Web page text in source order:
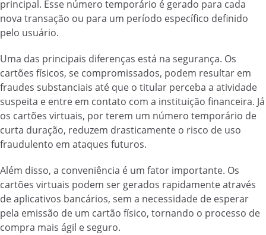
principal. Esse número temporário é gerado para cada
nova transação ou para um período específico definido
pelo usuário.
Uma das principais diferenças está na segurança. Os
cartões físicos, se compromissados, podem resultar em
fraudes substanciais até que o titular perceba a atividade
suspeita e entre em contato com a instituição financeira. Já
os cartões virtuais, por terem um número temporário de
curta duração, reduzem drasticamente o risco de uso
fraudulento em ataques futuros.
Além disso, a conveniência é um fator importante. Os
cartões virtuais podem ser gerados rapidamente através
de aplicativos bancários, sem a necessidade de esperar
pela emissão de um cartão físico, tornando o processo de
compra mais ágil e seguro.